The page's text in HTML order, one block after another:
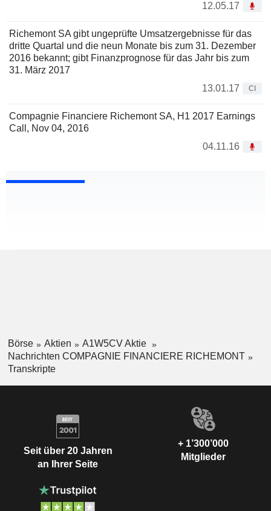
12.05.17
Richemont SA gibt ungeprüfte Umsatzergebnisse für das
dritte Quartal und die neun Monate bis zum 31. Dezember
2016 bekannt; gibt Finanzprognose für das Jahr bis zum
31. März 2017
13.01.17
CI
Compagnie Financiere Richemont SA, H1 2017 Earnings
Call, Nov 04, 2016
04.11.16
Börse Aktien
A1W5CV Aktie
Nachrichten COMPAGNIE FINANCIERE RICHEMONT
Transkripte
Seit über 20 Jahren
an Ihrer Seite
+ 1’300’000
Mitglieder